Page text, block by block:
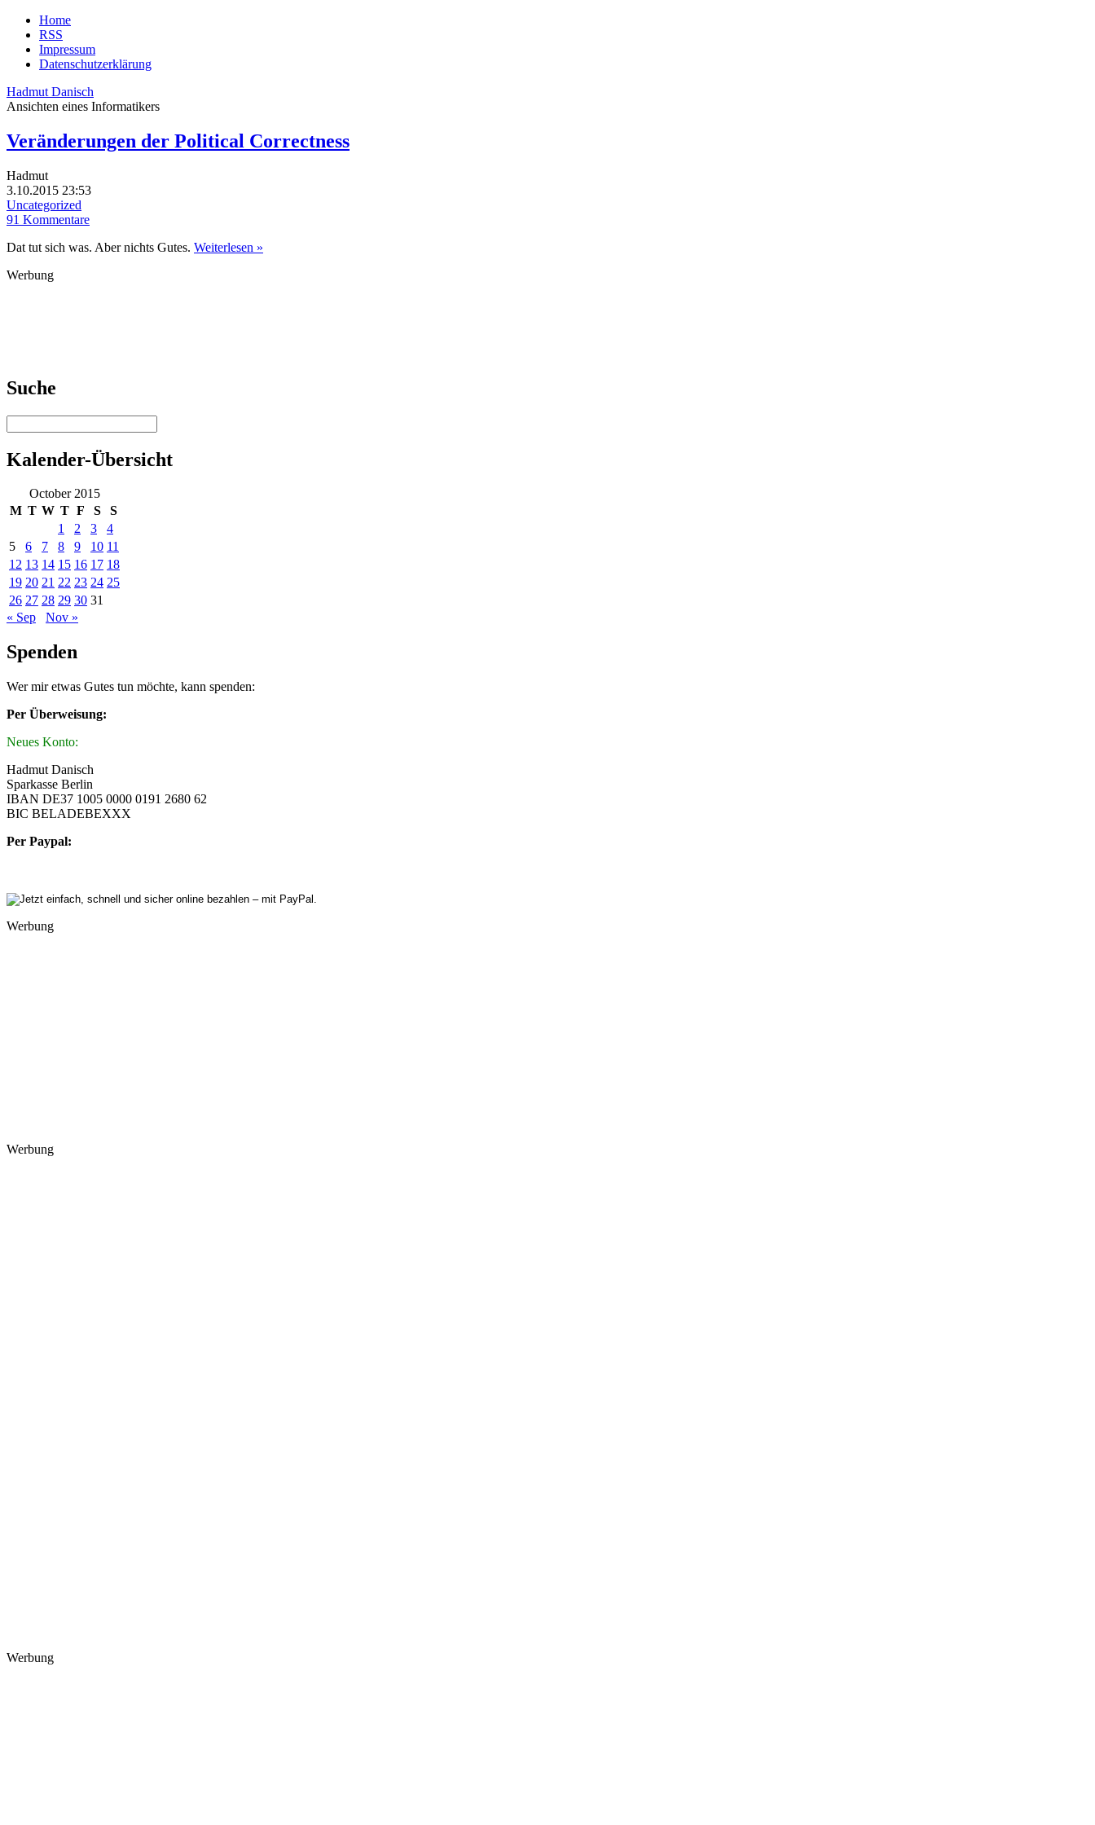
Home
RSS
Impressum
Datenschutzerklärung
Hadmut Danisch
Ansichten eines Informatikers
Veränderungen der Political Correctness
Hadmut
3.10.2015 23:53
Uncategorized
91 Kommentare
Dat tut sich was. Aber nichts Gutes. Weiterlesen »
Werbung
Suche
Kalender-Übersicht
October 2015
M T W T F S
S
1
2 3
4
5
6 7 8 9 10 11
12 13 14 15 16 17 18
19 20 21 22 23 24 25
26 27 28 29 30 31
« Sep
Nov »
Spenden
Wer mir etwas Gutes tun möchte, kann spenden:
Per Überweisung:
Neues Konto:
Hadmut Danisch
Sparkasse Berlin
IBAN DE37 1005 0000 0191 2680 62
BIC BELADEBEXXX
Per Paypal:
Werbung
Werbung
Werbung